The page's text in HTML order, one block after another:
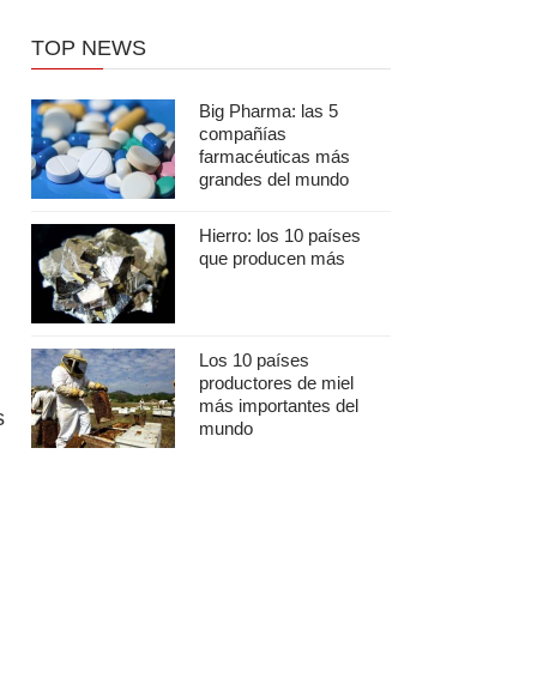
TOP NEWS
Big Pharma: las 5
compañías
farmacéuticas más
grandes del mundo
Hierro: los 10 países
que producen más
Los 10 países
productores de miel
más importantes del
mundo